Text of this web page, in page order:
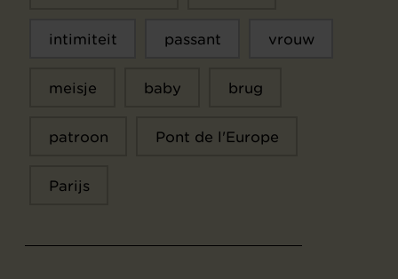
intimiteit passant vrouw
meisje baby brug
patroon Pont de l'Europe
Parijs